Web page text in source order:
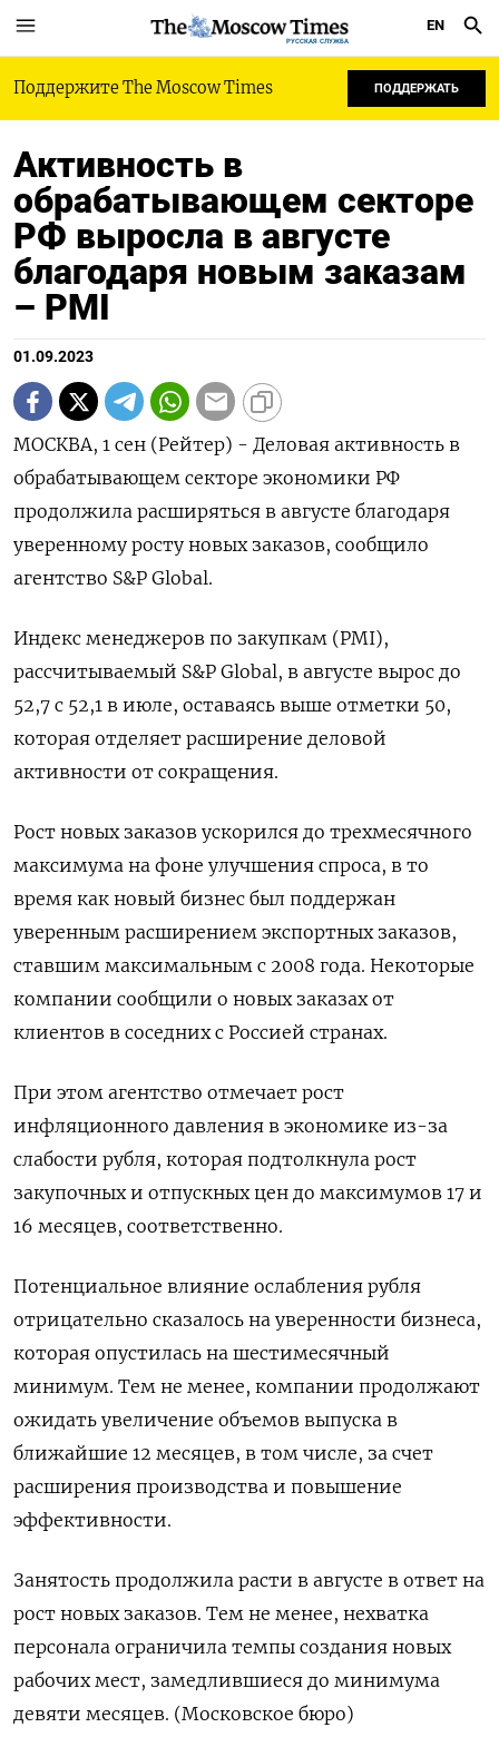
РУССКАЯ СЛУЖБА
EN
Поддержите The Moscow Times ПОДДЕРЖАТЬ
Активность в
обрабатывающем секторе
РФ выросла в августе
благодаря новым заказам
– PMI
01.09.2023
МОСКВА, 1 сен (Рейтер) - Деловая активность в
обрабатывающем секторе экономики РФ
продолжила расширяться в августе благодаря
уверенному росту новых заказов, сообщило
агентство S&P Global.
Индекс менеджеров по закупкам (PMI),
рассчитываемый S&P Global, в августе вырос до
52,7 с 52,1 в июле, оставаясь выше отметки 50,
которая отделяет расширение деловой
активности от сокращения.
Рост новых заказов ускорился до трехмесячного
максимума на фоне улучшения спроса, в то
время как новый бизнес был поддержан
уверенным расширением экспортных заказов,
ставшим максимальным с 2008 года. Некоторые
компании сообщили о новых заказах от
клиентов в соседних с Россией странах.
При этом агентство отмечает рост
инфляционного давления в экономике из-за
слабости рубля, которая подтолкнула рост
закупочных и отпускных цен до максимумов 17 и
16 месяцев, соответственно.
Потенциальное влияние ослабления рубля
отрицательно сказалось на уверенности бизнеса,
которая опустилась на шестимесячный
минимум. Тем не менее, компании продолжают
ожидать увеличение объемов выпуска в
ближайшие 12 месяцев, в том числе, за счет
расширения производства и повышение
эффективности.
Занятость продолжила расти в августе в ответ на
рост новых заказов. Тем не менее, нехватка
персонала ограничила темпы создания новых
рабочих мест, замедлившиеся до минимума
девяти месяцев. (Московское бюро)